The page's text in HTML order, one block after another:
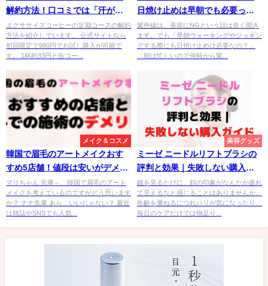
解約方法！口コミでは「汗がび
っしょり出て痩せる」と効果も
評判
エクササイズコーヒーの定期コースの解約
方法を紹介しています。 公式サイトなら
初回限定で980円でお試し購入が可能で
す。 1杯約33円と缶コー...
日焼け止めは早朝でも必要って
本当？
紫外線は、美容にNGという話は良く聞き
ます。でも「早朝ウォーキングやジョギン
グする際にも日焼け止めは必要なの？」
「朝は忙しいので何時から紫...
メイク＆コスメ
韓国で眉毛のアートメイクおす
すめ5店舗！値段は安いがデメリ
ットもあるので解説
マリちゃん 先輩～、韓国で眉毛のアート
メイクを考えているのですがどう思います
か？ ナナ先輩 あら、いいじゃない？ 最近
は雑誌やSNSでも人気...
美容グッズ
ミーゼ ニードルリフトブラシの
評判と効果｜失敗しない購入ガ
イド
鏡を見るたびに、顔の印象がなんだか疲れ
て見えるなと感じることはありませんか。
年齢を重ねるにつれハリが気になったり、
毎日のケアだけでは物足り...